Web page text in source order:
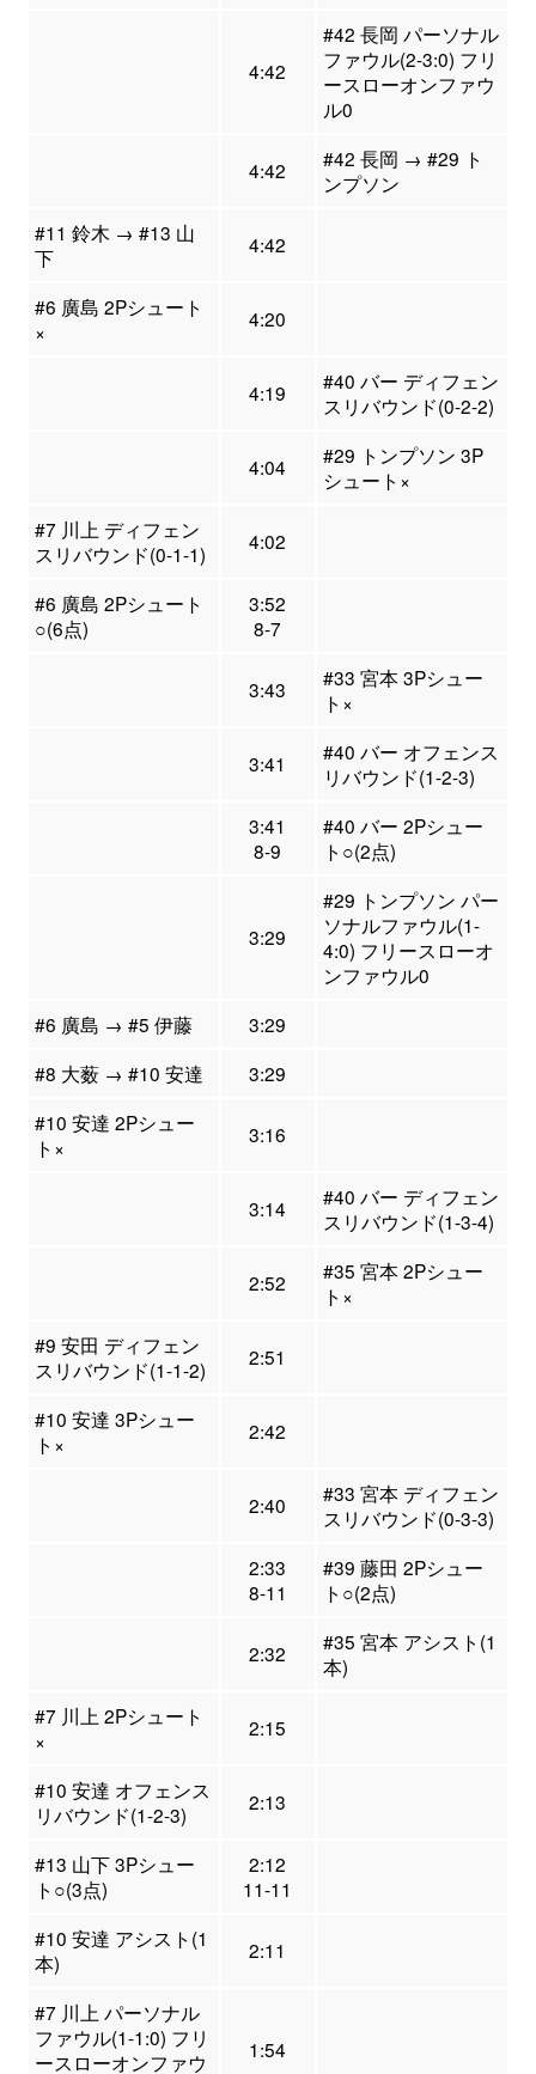
4:42
#42 長岡 パーソナル
ファウル(2-3:0) フリ
ースローオンファウ
ル0
4:42
#42 長岡 → #29 ト
ンプソン
#11 鈴木 → #13 山
下
4:42
#6 廣島 2Pシュート
×
4:20
4:19
#40 バー ディフェン
スリバウンド(0-2-2)
4:04
#29 トンプソン 3P
シュート×
#7 川上 ディフェン
スリバウンド(0-1-1)
4:02
#6 廣島 2Pシュート
○(6点)
3:52
8-7
3:43
#33 宮本 3Pシュー
ト×
3:41
#40 バー オフェンス
リバウンド(1-2-3)
3:41
8-9
#40 バー 2Pシュー
ト○(2点)
3:29
#29 トンプソン パー
ソナルファウル(1-
4:0) フリースローオ
ンファウル0
#6 廣島 → #5 伊藤
3:29
#8 大薮 → #10 安達
3:29
#10 安達 2Pシュー
ト×
3:16
3:14
#40 バー ディフェン
スリバウンド(1-3-4)
2:52
#35 宮本 2Pシュー
ト×
#9 安田 ディフェン
スリバウンド(1-1-2)
2:51
#10 安達 3Pシュー
ト×
2:42
2:40
#33 宮本 ディフェン
スリバウンド(0-3-3)
2:33
8-11
#39 藤田 2Pシュー
ト○(2点)
2:32
#35 宮本 アシスト(1
本)
#7 川上 2Pシュート
×
2:15
#10 安達 オフェンス
リバウンド(1-2-3)
2:13
#13 山下 3Pシュー
ト○(3点)
2:12
11-11
#10 安達 アシスト(1
本)
2:11
#7 川上 パーソナル
ファウル(1-1:0) フリ
ースローオンファウ
1:54